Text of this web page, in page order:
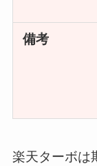
備考
楽天ターボは